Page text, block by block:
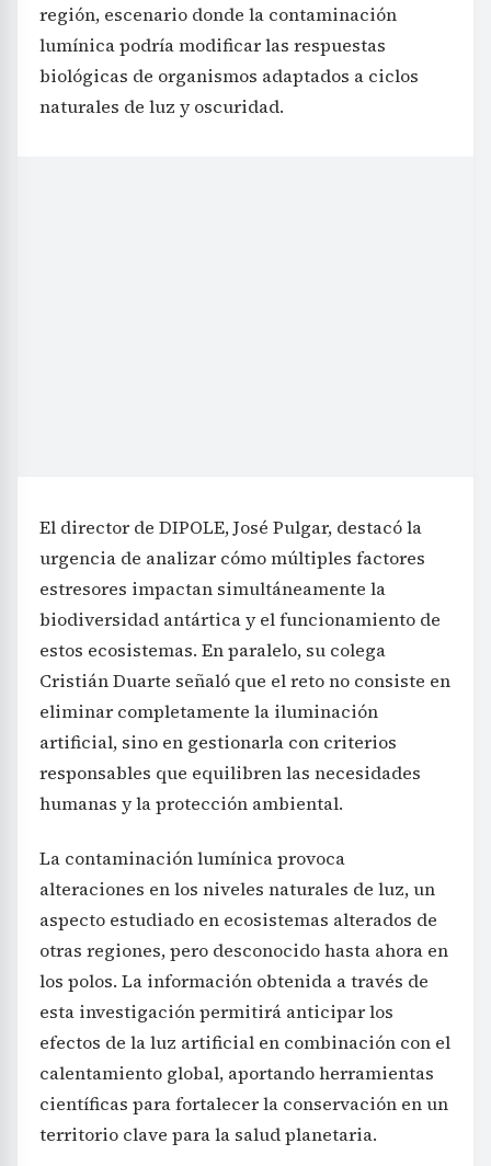
región, escenario donde la contaminación
lumínica podría modificar las respuestas
biológicas de organismos adaptados a ciclos
naturales de luz y oscuridad.
El director de DIPOLE, José Pulgar, destacó la
urgencia de analizar cómo múltiples factores
estresores impactan simultáneamente la
biodiversidad antártica y el funcionamiento de
estos ecosistemas. En paralelo, su colega
Cristián Duarte señaló que el reto no consiste en
eliminar completamente la iluminación
artificial, sino en gestionarla con criterios
responsables que equilibren las necesidades
humanas y la protección ambiental.
La contaminación lumínica provoca
alteraciones en los niveles naturales de luz, un
aspecto estudiado en ecosistemas alterados de
otras regiones, pero desconocido hasta ahora en
los polos. La información obtenida a través de
esta investigación permitirá anticipar los
efectos de la luz artificial en combinación con el
calentamiento global, aportando herramientas
científicas para fortalecer la conservación en un
territorio clave para la salud planetaria.